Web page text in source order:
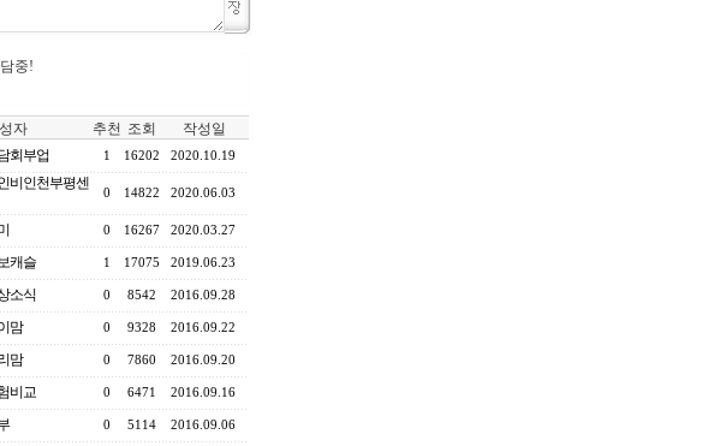
중!
자 추천 조회 작성일
회부업 1 16202 2020.10.19
비인천부평센
0 14822 2020.06.03
0 16267 2020.03.27
캐슬 1 17075 2019.06.23
소식 0 8542 2016.09.28
맘 0 9328 2016.09.22
맘 0 7860 2016.09.20
비교 0 6471 2016.09.16
0 5114 2016.09.06